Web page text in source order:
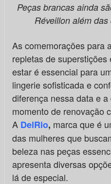
Peças brancas ainda
Réveillon além
As comemorações para
repletas de
estar é essencial para
lingerie sofisticada e
diferença nessa data e
momento de renovação
A DelRio, marca que é
das mulheres que
beleza nas peças
apresenta diversas
lá de especial.